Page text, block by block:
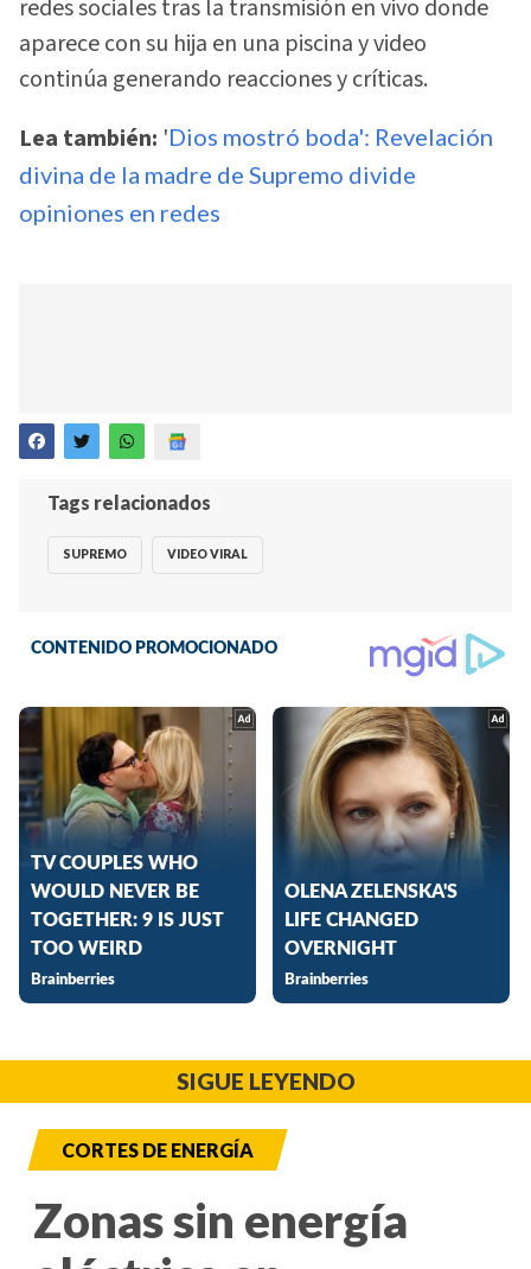
redes sociales tras la transmisión en vivo donde
aparece con su hija en una piscina y video
continúa generando reacciones y críticas.
Lea también: 'Dios mostró boda': Revelación
divina de la madre de Supremo divide
opiniones en redes
Tags relacionados
SUPREMO VIDEO VIRAL
SIGUE LEYENDO
CORTES DE ENERGÍA
Zonas sin energía